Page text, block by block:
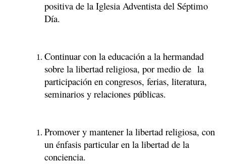
positiva de la Iglesia Adventista del Séptimo
Día.
Continuar con la educación a la hermandad
sobre la libertad religiosa, por medio de la
participación en congresos, ferias, literatura,
seminarios y relaciones públicas.
Promover y mantener la libertad religiosa, con
un énfasis particular en la libertad de la
conciencia.